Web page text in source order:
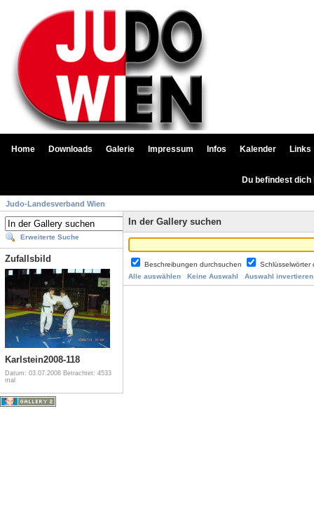
Home Downloads Galerie Impressum Infos Kalender Links
Du befindest
Judo-Landesverband Wien
Erweiterte Suche
Zufallsbild
Karlstein2008-118
Datum: 03.07.2008 Betrachtet: 4533
mal
In der Gallery suchen
Beschreibungen durchsuchen
Alle auswählen
Keine Auswahl Auswahl invertieren